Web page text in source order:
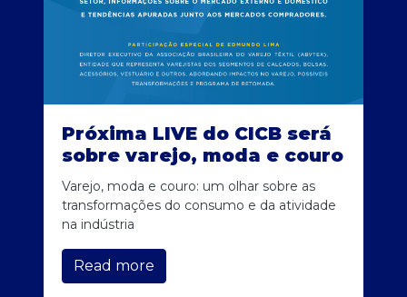
Próxima LIVE do CICB será
sobre varejo, moda e couro
Varejo, moda e couro: um olhar sobre as
transformações do consumo e da atividade
na indústria
Read more